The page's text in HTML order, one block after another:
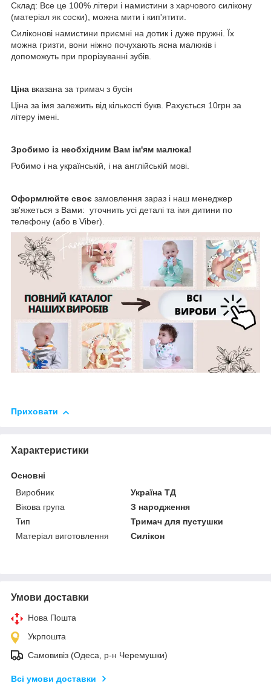
Склад: Все це 100% літери і намистини з харчового силікону
(матеріал як соски), можна мити і кип'ятити.
Силіконові намистини приємні на дотик і дуже пружні. Їх
можна гризти, вони ніжно почухають ясна малюків і
допоможуть при прорізуванні зубів.
Ціна вказана за тримач з бусін
Ціна за імя залежить від кількості букв. Рахується 10грн за
літеру імені.
Зробимо із необхідним Вам ім'ям малюка!
Робимо і на українській, і на англійській мові.
Оформлюйте своє замовлення зараз і наш менеджер
зв'яжеться з Вами: уточнить усі деталі та імя дитини по
телефону (або в Viber).
Приховати
Характеристики
Основні
Виробник
Україна ТД
Вікова група
З народження
Тип
Тримач для пустушки
Матеріал виготовлення
Силікон
Умови доставки
Нова Пошта
Укрпошта
Самовивіз (Одеса, р-н Черемушки)
Всі умови доставки